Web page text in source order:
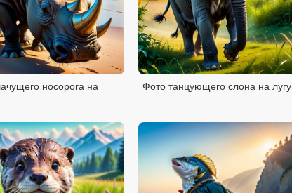
носорога на
Фото танцующего слона на лугу